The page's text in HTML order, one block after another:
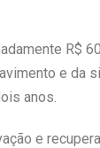
R$
e da
anos.
e